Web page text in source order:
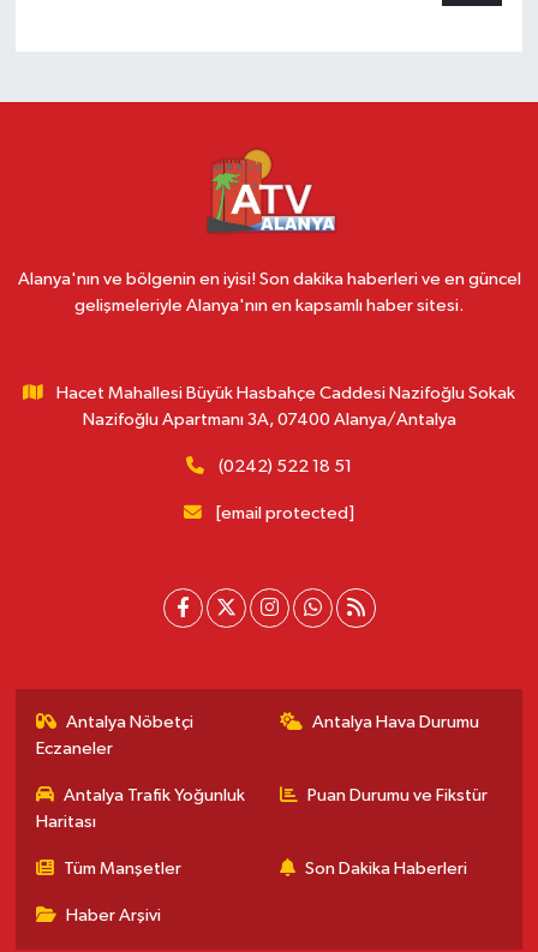
Alanya'nın ve bölgenin en iyisi! Son dakika haberleri ve en güncel
gelişmeleriyle Alanya'nın en kapsamlı haber sitesi.
Hacet Mahallesi Büyük Hasbahçe Caddesi Nazifoğlu Sokak
Nazifoğlu Apartmanı 3A, 07400 Alanya/Antalya
(0242) 522 18 51
[email protected]
Antalya Nöbetçi
Eczaneler
Antalya Hava Durumu
Antalya Trafik Yoğunluk
Haritası
Puan Durumu ve Fikstür
Tüm Manşetler Son Dakika Haberleri
Haber Arşivi